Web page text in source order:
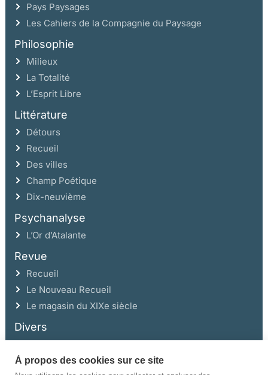
Pays Paysages
Les Cahiers de la Compagnie du Paysage
Philosophie
Milieux
La Totalité
L’Esprit Libre
Littérature
Détours
Recueil
Des villes
Champ Poétique
Dix-neuvième
Psychanalyse
L’Or d’Atalante
Revue
Recueil
Le Nouveau Recueil
Le magasin du XIXe siècle
Divers
Ce site a été réalisé avec l’aide de la Région Auvergne Rhône-Alpes et de la
Drac Rhône-Alpes.
À propos des cookies sur ce site